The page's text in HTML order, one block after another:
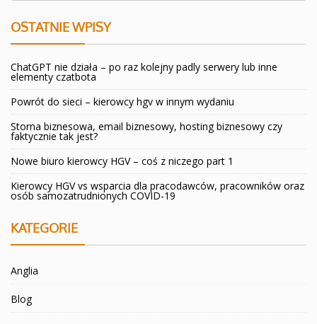
OSTATNIE WPISY
ChatGPT nie działa – po raz kolejny padly serwery lub inne
elementy czatbota
Powrót do sieci – kierowcy hgv w innym wydaniu
Storna biznesowa, email biznesowy, hosting biznesowy czy
faktycznie tak jest?
Nowe biuro kierowcy HGV – coś z niczego part 1
Kierowcy HGV vs wsparcia dla pracodawców, pracowników oraz
osób samozatrudnionych COVID-19
KATEGORIE
Anglia
Blog